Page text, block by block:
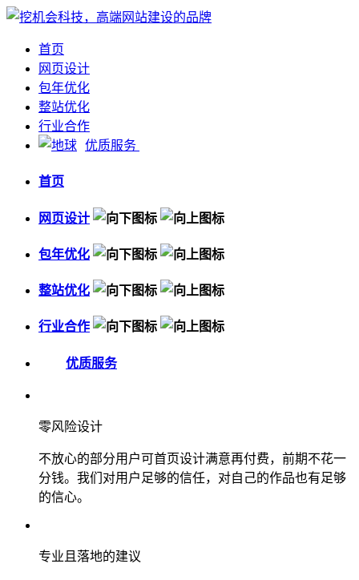
首页
网页设计
包年优化
整站优化
行业合作
优质服务
首页
网页设计
包年优化
整站优化
行业合作
优质服务
零风险设计
不放心的部分用户可首页设计满意再付费，前期不花一
分钱。我们对用户足够的信任，对自己的作品也有足够
的信心。
专业且落地的建议